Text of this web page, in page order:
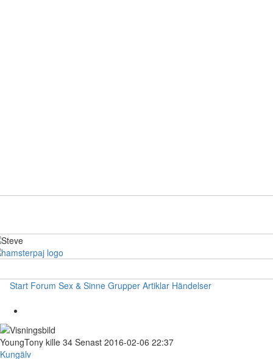
Start Forum Sex & Sinne Grupper Artiklar Händelser
YoungTony kille 34 Senast 2016-02-06 22:37
Kungälv